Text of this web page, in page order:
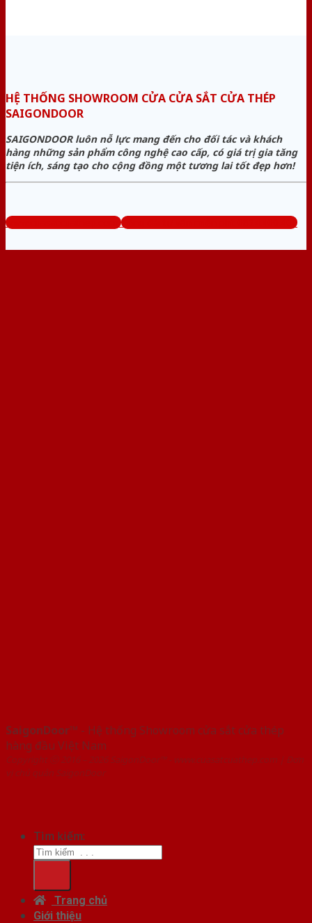
HỆ THỐNG SHOWROOM CỬA CỬA SẮT CỬA THÉP
SAIGONDOOR
SAIGONDOOR luôn nỗ lực mang đến cho đối tác và khách
hàng những sản phẩm công nghệ cao cấp, có giá trị gia tăng
tiện ích, sáng tạo cho cộng đồng một tương lai tốt đẹp hơn!
www.cuasatcuathep.com Tổng đài tư vấn miễn phí: 0824.400.400
SaigonDoor™ - Hệ thống Showroom cửa sắt cửa thép
hàng đầu Việt Nam
Copyright ⓒ 2016 – 2026 SaigonDoor™ - www.cuasatcuathep.com | Đơn
vị chủ quản SaigonDoor
Tìm kiếm:
Trang chủ
Giới thiệu